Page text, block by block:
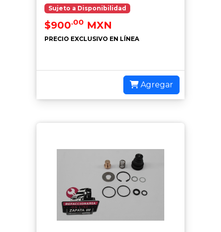
Sujeto a Disponibilidad
$900.00 MXN
PRECIO EXCLUSIVO EN LÍNEA
Agregar